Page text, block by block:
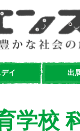
イ 出
学校